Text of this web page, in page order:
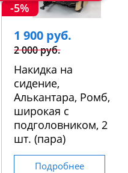
-5%
1 900 руб.
2 000 руб.
Накидка на
сидение,
Алькантара, Ромб,
широкая с
подголовником, 2
шт. (пара)
Подробнее